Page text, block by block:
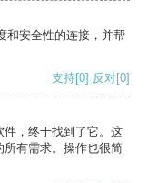
和安全性的连接，并帮
支持[0] 反对[0]
，终于找到了它。这
有需求。操作也很简